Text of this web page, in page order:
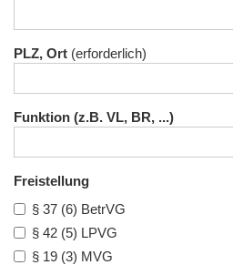
PLZ, Ort
Funktion (z.B. VL, BR, ...)
Freistellung
§ 37 (6) BetrVG
§ 42 (5) LPVG
§ 19 (3) MVG